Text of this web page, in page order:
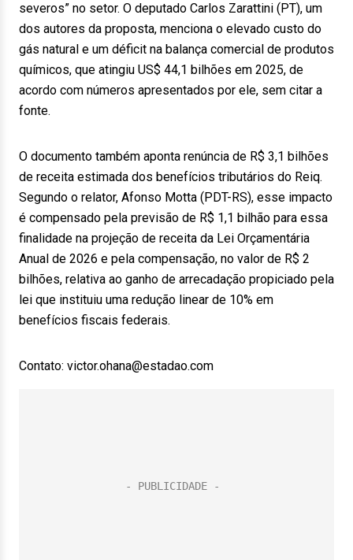
severos” no setor. O deputado Carlos Zarattini (PT), um
dos autores da proposta, menciona o elevado custo do
gás natural e um déficit na balança comercial de produtos
químicos, que atingiu US$ 44,1 bilhões em 2025, de
acordo com números apresentados por ele, sem citar a
fonte.
O documento também aponta renúncia de R$ 3,1 bilhões
de receita estimada dos benefícios tributários do Reiq.
Segundo o relator, Afonso Motta (PDT-RS), esse impacto
é compensado pela previsão de R$ 1,1 bilhão para essa
finalidade na projeção de receita da Lei Orçamentária
Anual de 2026 e pela compensação, no valor de R$ 2
bilhões, relativa ao ganho de arrecadação propiciado pela
lei que instituiu uma redução linear de 10% em
benefícios fiscais federais.
Contato: victor.ohana@estadao.com